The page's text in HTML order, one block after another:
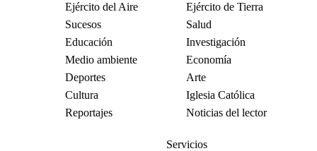
Ejército del Aire
Ejército de Tierra
Sucesos
Salud
Educación
Investigación
Medio ambiente
Economía
Deportes
Arte
Cultura
Iglesia Católica
Reportajes
Noticias del lector
Servicios